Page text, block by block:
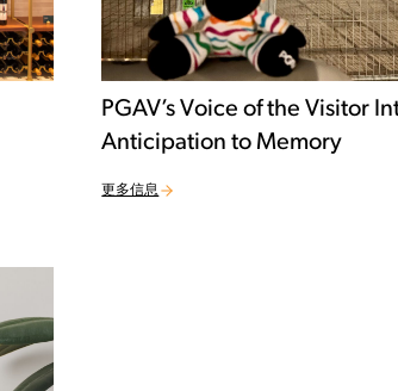
PGAV’s Voice of the Visitor
Anticipation to Memory
更多信息